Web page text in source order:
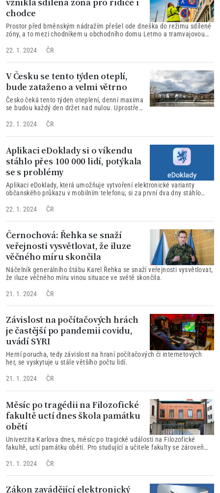
chodce
Prostor před brněnským nádražím přešel ode dneška do režimu sdílené
zóny, a to mezi chodníkem u obchodního domu Letmo a tramvajovou
22. 1. 2024
ČR
V Česku se tento týden oteplí,
bude zataženo a velmi větrno
Česko čeká tento týden oteplení, denní maxima
se budou každý den držet nad nulou. Uprostřed
Celsia.
22. 1. 2024 ČR
Aplikaci eDoklady si o víkendu
stáhlo přes 100 000 lidí, potýkala
se s problémy
Aplikaci eDoklady, která umožňuje vytvoření elektronické varianty
občanského průkazu v mobilním telefonu, si za první dva dny stáhlo
22. 1. 2024
ČR
Černochová: Řehka se snaží
veřejnosti vysvětlovat, že iluze
věčného míru skončila
Náčelník generálního štábu Karel Řehka se snaží veřejnosti vysvětlovat,
že iluze věčného míru vinou situace ve světě skončila.
21. 1. 2024 ČR
Závislost na počítačových hrách
je častější po pandemii covidu,
uvádí SYRI
Herní porucha, tedy závislost na hraní počítačových či internetových
her, se vyskytuje u stále většího počtu lidí.
21. 1. 2024 ČR
Měsíc po tragédii na Filozofické
fakultě uctí dnes škola památku
obětí
Univerzita Karlova dnes, měsíc po tragické události na Filozofické
fakultě, uctí památku obětí. Pro studující a učitele fakulty se zároveň
21. 1. 2024
ČR
Zákon zavádějící elektronický